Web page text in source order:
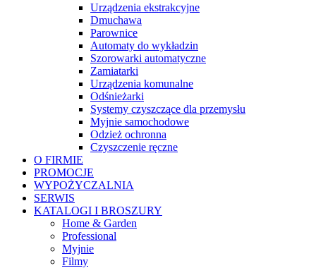
Urządzenia ekstrakcyjne
Dmuchawa
Parownice
Automaty do wykładzin
Szorowarki automatyczne
Zamiatarki
Urządzenia komunalne
Odśnieżarki
Systemy czyszczące dla przemysłu
Myjnie samochodowe
Odzież ochronna
Czyszczenie ręczne
O FIRMIE
PROMOCJE
WYPOŻYCZALNIA
SERWIS
KATALOGI I BROSZURY
Home & Garden
Professional
Myjnie
Filmy